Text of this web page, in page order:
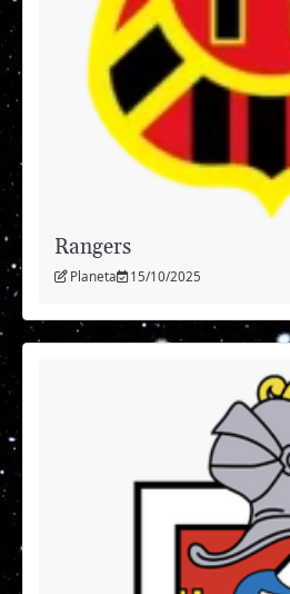
Rangers
Planeta 15/10/2025